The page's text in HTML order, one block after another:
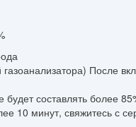
После
будет составлять более
10 минут, свяжитесь с